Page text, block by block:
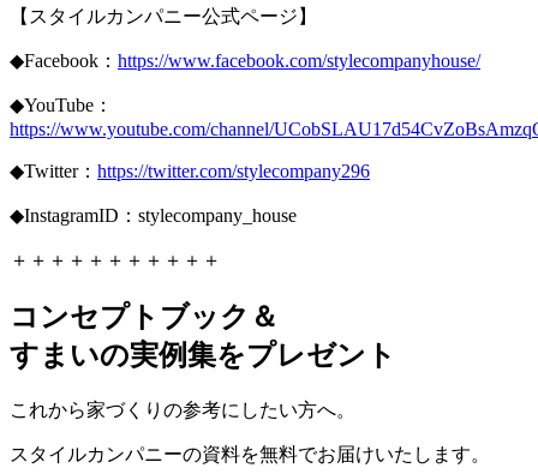
【スタイルカンパニー公式ページ】
◆Facebook： https://www.facebook.com/stylecompanyhouse/
◆YouTube：
https://www.youtube.com/channel/
◆Twitter： https://twitter.com/stylecompany296
◆InstagramID：stylecompany_house
＋＋＋＋＋＋＋＋＋＋＋
コンセプトブック＆
すまいの実例集をプレゼント
これから家づくりの参考にしたい方へ。
スタイルカンパニーの資料を無料でお届けいたします。